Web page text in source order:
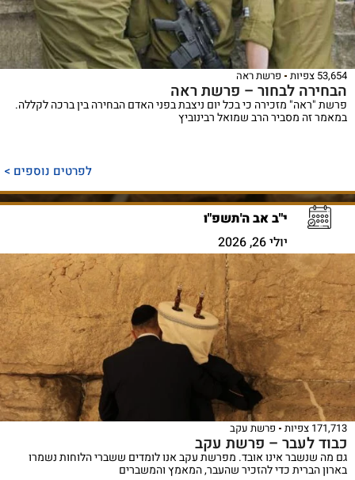
53,654 צפיות פרשת ראה
הבחירה לבחור – פרשת ראה
פרשת "ראה" מזכירה כי בכל יום ניצבת בפני האדם הבחירה בין ברכה לקללה.
במאמר זה מסביר הרב שמואל רבינוביץ
לפרטים נוספים >
י"ב אב ה'תשפ"ו
יולי 26, 2026
171,713 צפיות פרשת עקב
כבוד לעבר – פרשת עקב
גם מה שנשבר אינו אובד. מפרשת עקב אנו לומדים ששברי הלוחות נשמרו
בארון הברית כדי להזכיר שהעבר, המאמץ והמשברים